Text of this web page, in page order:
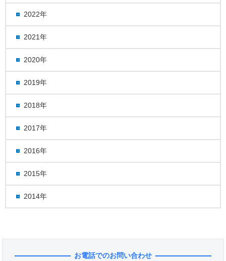
2022年
2021年
2020年
2019年
2018年
2017年
2016年
2015年
2014年
お電話でのお問い合わせ